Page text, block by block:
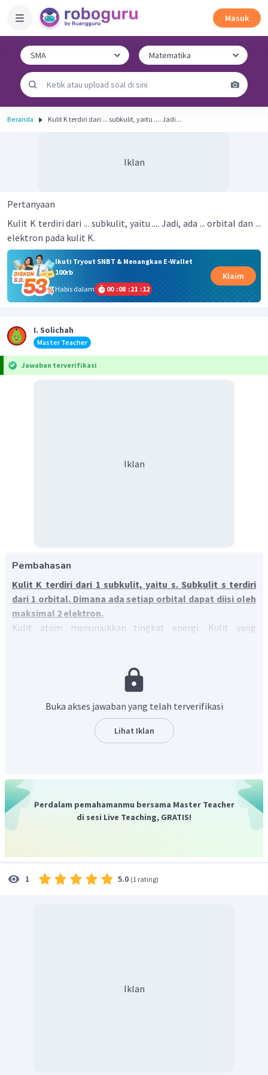
Masuk
Beranda Kulit K terdiri dari ... subkulit, yaitu .... Jadi...
Iklan
Pertanyaan
Kulit K terdiri dari ... subkulit, yaitu .... Jadi, ada ... orbital dan ...
elektron pada kulit K.
Ikuti Tryout SNBT & Menangkan E-Wallet
100rb
Habis dalam
00 :08 :21 :11
Klaim
I. Solichah
Master Teacher
Jawaban terverifikasi
Iklan
Pembahasan
Kulit K terdiri dari 1 subkulit, yaitu s. Subkulit s terdiri
dari 1 orbital. Dimana ada setiap orbital dapat diisi oleh
maksimal 2 elektron.
Kulit atom menunjukkan tingkat energi. Kulit yang
dari 1 orbital. Orbital merupakan tempat yang memiliki
kebolehjadian yang tinggi untuk ditemukannya elektron.
elektron, sehingga subkulit s dengan 1 orbital maksimal
Buka akses jawaban yang telah terverifikasi
Lihat Iklan
Perdalam pemahamanmu bersama Master Teacher
di sesi Live Teaching, GRATIS!
1 5.0 (1 rating)
Iklan